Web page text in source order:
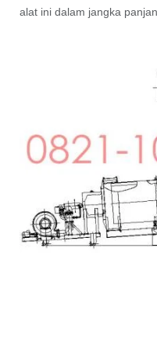
alat ini dalam jangka